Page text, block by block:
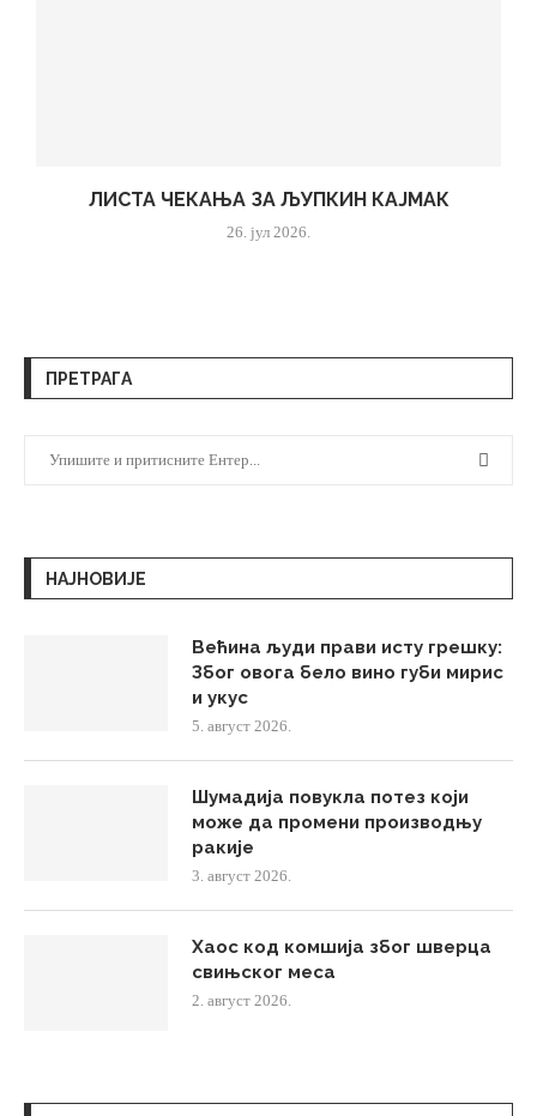
ЛИСТА ЧЕКАЊА ЗА ЉУПКИН КАЈМАК
26. јул 2026.
ПРЕТРАГА
НАЈНОВИЈЕ
Већина људи прави исту грешку:
Због овога бело вино губи мирис
и укус
5. август 2026.
Шумадија повукла потез који
може да промени производњу
ракије
3. август 2026.
Хаос код комшија због шверца
свињског меса
2. август 2026.